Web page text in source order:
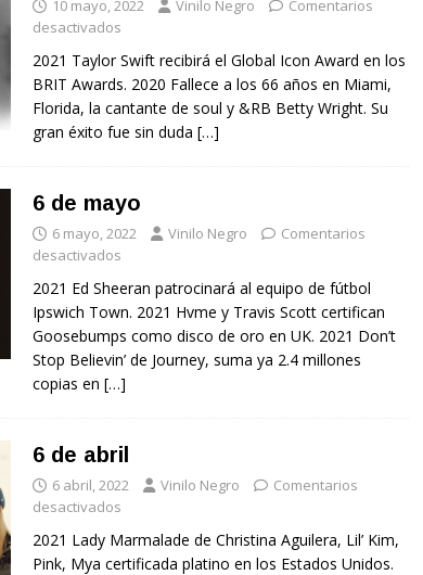
10 mayo, 2022 Vinilo Negro
Comentarios
desactivados
2021 Taylor Swift recibirá el Global Icon Award en los
BRIT Awards. 2020 Fallece a los 66 años en Miami,
Florida, la cantante de soul y &RB Betty Wright. Su
gran éxito fue sin duda […]
6 de mayo
6 mayo, 2022 Vinilo Negro
Comentarios
desactivados
2021 Ed Sheeran patrocinará al equipo de fútbol
Ipswich Town. 2021 Hvme y Travis Scott certifican
Goosebumps como disco de oro en UK. 2021 Don’t
Stop Believin’ de Journey, suma ya 2.4 millones
copias en […]
6 de abril
6 abril, 2022 Vinilo Negro
Comentarios
desactivados
2021 Lady Marmalade de Christina Aguilera, Lil’ Kim,
Pink, Mya certificada platino en los Estados Unidos.